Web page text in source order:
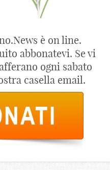
è on line.
abbonatevi. Se vi
ogni sabato
casella email.